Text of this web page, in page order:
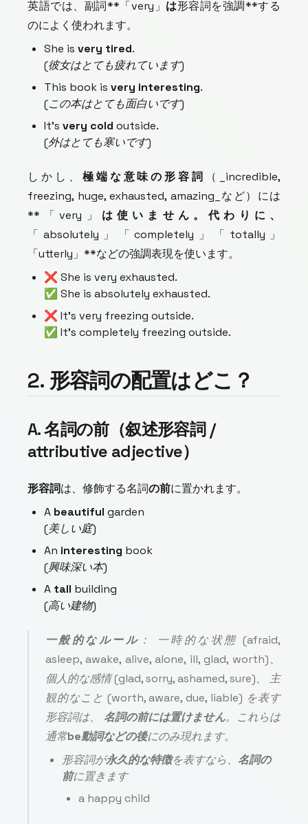
英語では、副詞**「very」 は形容詞を強調**する
のによく使われます。
She is very tired.
(彼女はとても疲れています)
This book is very interesting.
(この本はとても面白いです)
It’s very cold outside.
(外はとても寒いです)
しかし、 極端な意味の形容詞
（_incredible,
freezing, huge, exhausted, amazing_など）には
**「very」 は使いません。代わりに、
「absolutely」「completely」「totally」
「utterly」**などの強調表現を使います。
❌ She is very exhausted.
✅ She is absolutely exhausted.
❌ It’s very freezing outside.
✅ It’s completely freezing outside.
2. 形容詞の配置はどこ？
A. 名詞の前（叙述形容詞 /
attributive adjective）
形容詞は、修飾する名詞の前に置かれます。
A beautiful garden
(美しい庭)
An interesting book
(興味深い本)
A tall building
(高い建物)
一般的なルール ： 一時的な状態 (afraid,
asleep, awake, alive, alone, ill, glad, worth)、
個人的な感情 (glad, sorry, ashamed, sure)、 主
観的なこと (worth, aware, due, liable) を表す
形容詞は、 名詞の前には置けません。これらは
通常be動詞などの後にのみ現れます。
形容詞が永久的な特徴を表すなら、 名詞の
前に置きます
a happy child